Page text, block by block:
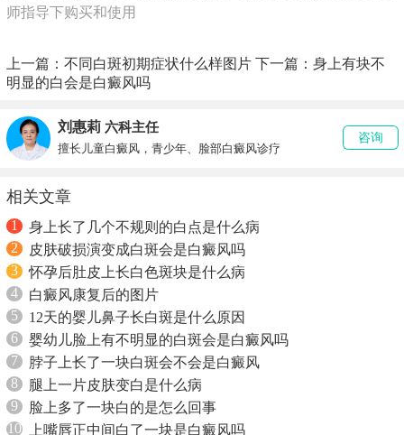
师指导下购买和使用
上一篇： 不同白斑初期症状什么样图片 下一篇： 身上有块不
明显的白会是白癜风吗
刘惠莉 六科主任
擅长儿童白癜风，青少年、脸部白癜风诊疗
咨询
相关文章
1
身上长了几个不规则的白点是什么病
2
皮肤破损演变成白斑会是白癜风吗
3
怀孕后肚皮上长白色斑块是什么病
4
白癜风康复后的图片
5
12天的婴儿鼻子长白斑是什么原因
6
婴幼儿脸上有不明显的白斑会是白癜风吗
7
脖子上长了一块白斑会不会是白癜风
8
腿上一片皮肤变白是什么病
9
脸上多了一块白的是怎么回事
10
上嘴唇正中间白了一块是白癜风吗